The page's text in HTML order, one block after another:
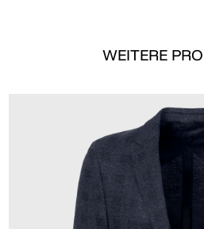
WEITERE